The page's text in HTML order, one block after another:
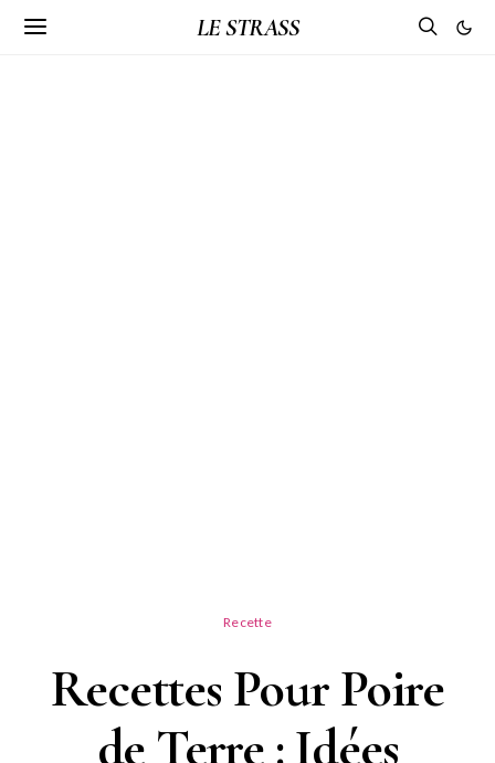
LE STRASS
Recette
Recettes Pour Poire
de Terre : Idées